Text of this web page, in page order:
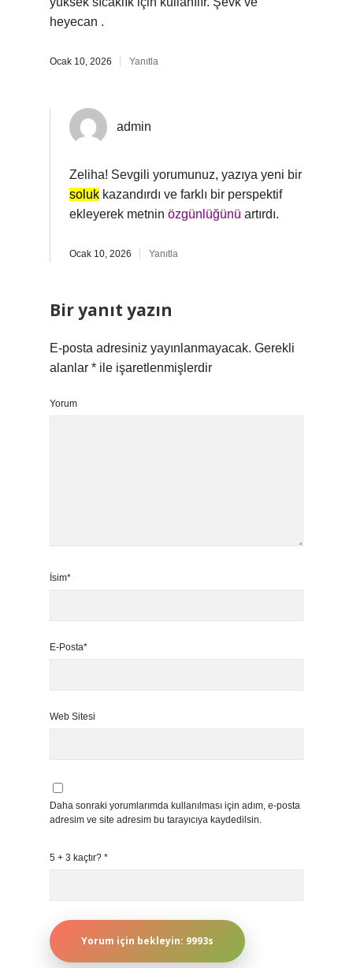
heyecan .
Ocak 10, 2026 Yanıtla
admin
Zeliha! Sevgili yorumunuz, yazıya yeni bir
soluk kazandırdı ve farklı bir perspektif
ekleyerek metnin özgünlüğünü artırdı.
Ocak 10, 2026 Yanıtla
Bir yanıt yazın
E-posta adresiniz yayınlanmayacak. Gerekli
alanlar * ile işaretlenmişlerdir
Yorum
İsim*
E-Posta*
Web Sitesi
Daha sonraki yorumlarımda kullanılması için adım, e-posta
adresim ve site adresim bu tarayıcıya kaydedilsin.
5 + 3 kaçtır? *